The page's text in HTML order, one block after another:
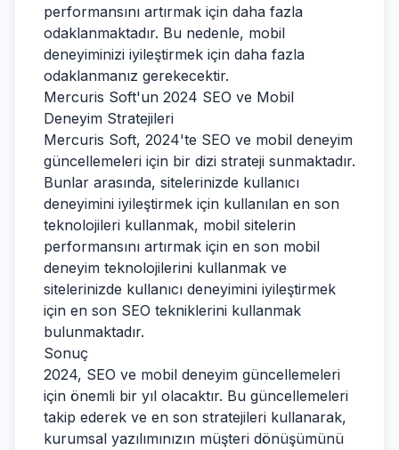
performansını artırmak için daha fazla
odaklanmaktadır. Bu nedenle, mobil
deneyiminizi iyileştirmek için daha fazla
odaklanmanız gerekecektir.
Mercuris Soft'un 2024 SEO ve Mobil
Deneyim Stratejileri
Mercuris Soft, 2024'te SEO ve mobil deneyim
güncellemeleri için bir dizi strateji sunmaktadır.
Bunlar arasında, sitelerinizde kullanıcı
deneyimini iyileştirmek için kullanılan en son
teknolojileri kullanmak, mobil sitelerin
performansını artırmak için en son mobil
deneyim teknolojilerini kullanmak ve
sitelerinizde kullanıcı deneyimini iyileştirmek
için en son SEO tekniklerini kullanmak
bulunmaktadır.
Sonuç
2024, SEO ve mobil deneyim güncellemeleri
için önemli bir yıl olacaktır. Bu güncellemeleri
takip ederek ve en son stratejileri kullanarak,
kurumsal yazılımınızın müşteri dönüşümünü